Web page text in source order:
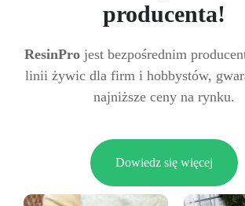
producenta!
ResinPro jest bezpośrednim
linii żywic dla firm i hobbystów,
najniższe ceny na rynku.
Dowiedz się więcej